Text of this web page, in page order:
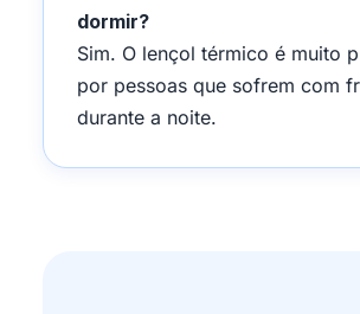
dormir?
Sim. O lençol térmico é muito
por pessoas que sofrem com
durante a noite.